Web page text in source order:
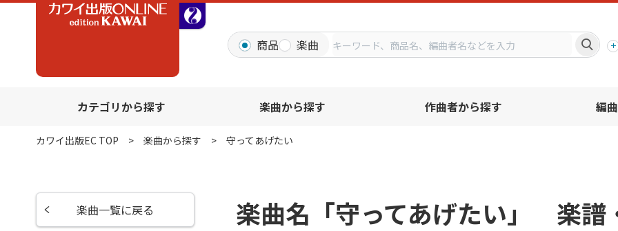
商品 楽曲
カテゴリから探す 楽曲から探す 作曲者から探す 編
カワイ出版EC TOP 楽曲から探す 守ってあげたい
楽曲名「守ってあげたい」 楽譜
楽曲一覧に戻る